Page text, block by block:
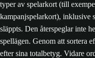
typer av spelarkort (till
kampanjspelarkort), inklusive
släppts. Den återspeglar inte
spellägen. Genom att sortera
efter sina totalbetyg. Vidare